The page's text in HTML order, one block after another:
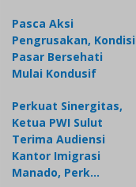
Pasca Aksi
Pengrusakan, Kondisi
Pasar Bersehati
Mulai Kondusif
Perkuat Sinergitas,
Ketua PWI Sulut
Terima Audiensi
Kantor Imigrasi
Manado, Perk…